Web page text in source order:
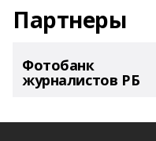
Партнеры
Фотобанк
журналистов РБ